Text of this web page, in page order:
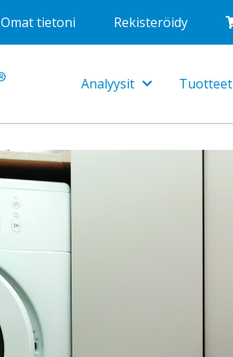
Omat tietoni Rekisteröidy
Analyysit
ToggleTuotteet